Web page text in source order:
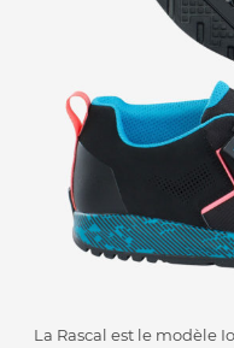
La Rascal est le modèle